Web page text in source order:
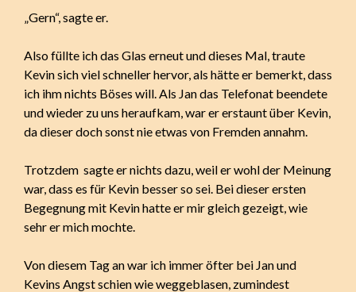
„Gern“, sagte er.
Also füllte ich das Glas erneut und dieses Mal, traute
Kevin sich viel schneller hervor, als hätte er bemerkt, dass
ich ihm nichts Böses will. Als Jan das Telefonat beendete
und wieder zu uns heraufkam, war er erstaunt über Kevin,
da dieser doch sonst nie etwas von Fremden annahm.
Trotzdem sagte er nichts dazu, weil er wohl der Meinung
war, dass es für Kevin besser so sei. Bei dieser ersten
Begegnung mit Kevin hatte er mir gleich gezeigt, wie
sehr er mich mochte.
Von diesem Tag an war ich immer öfter bei Jan und
Kevins Angst schien wie weggeblasen, zumindest